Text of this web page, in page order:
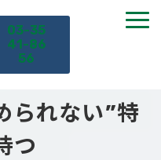
03-35
41-86
56
られない”特
つ